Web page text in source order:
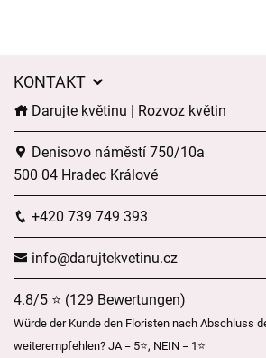
KONTAKT
Darujte květinu | Rozvoz květin
Denisovo náměstí 750/10a
500 04 Hradec Králové
+420 739 749 393
info@darujtekvetinu.cz
4.8/5 ⭐ (129 Bewertungen)
Würde der Kunde den Floristen nach Abschluss
weiterempfehlen? JA = 5⭐, NEIN = 1⭐